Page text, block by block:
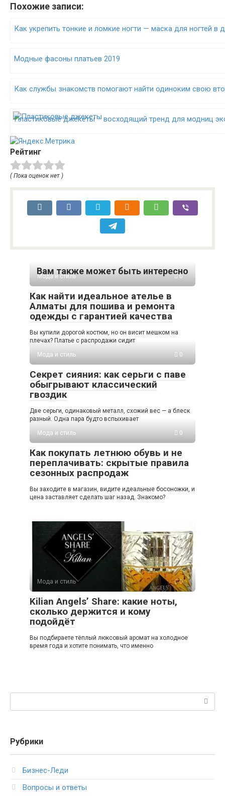
Похожие записи:
Как укрепить тонкие и ломкие ногти — маска для ногтей в
Модные фасоны платьев 2019
Как службы знакомств помогают найти одиноким свою
Пластиковые джекеты – восходящий тренд для модниц
Рейтинг
( Пока оценок нет )
Вам также может быть интересно
Мода и стиль 0
Как найти идеальное ателье в
Алматы для пошива и ремонта
одежды с гарантией качества
Вы купили дорогой костюм, но он висит мешком на
плечах? Платье с распродажи сидит
Мода и стиль
0
Секрет сияния: как серьги с паве
обыгрывают классический
гвоздик
Две серьги, одинаковый металл, схожий вес — а блеск
разный. Одна пара будто вспыхивает
Мода и стиль
0
Как покупать летнюю обувь и не
переплачивать: скрытые правила
сезонных распродаж
Вы заходите в магазин, видите идеальные босоножки, и
цена заставляет сделать шаг назад. Знакомо?
Мода и стиль 0
Kilian Angels’ Share: какие ноты,
сколько держится и кому
подойдёт
Вы подбираете тёплый люксовый аромат на холодное
время года и хотите понимать, что именно
Рубрики
Бизнес-Леди
Вопросы и ответы